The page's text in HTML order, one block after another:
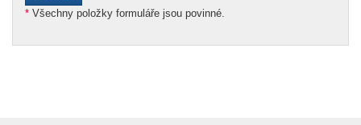
* Všechny položky formuláře jsou povinné.